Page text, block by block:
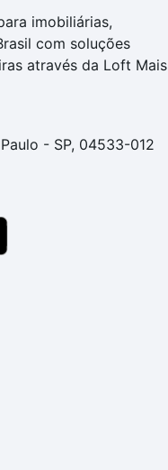
imobiliárias,
com soluções
através da Loft Mais
- SP, 04533-012